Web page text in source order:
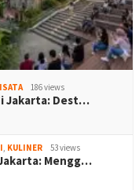
186 views
Jakarta: Dest…
, KULINER 53 views
Mengg…